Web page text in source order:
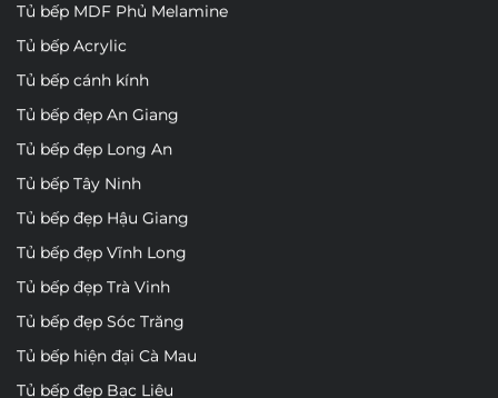
Tủ bếp MDF Phủ Melamine
Tủ bếp Acrylic
Tủ bếp cánh kính
Tủ bếp đẹp An Giang
Tủ bếp đẹp Long An
Tủ bếp Tây Ninh
Tủ bếp đẹp Hậu Giang
Tủ bếp đẹp Vĩnh Long
Tủ bếp đẹp Trà Vinh
Tủ bếp đẹp Sóc Trăng
Tủ bếp hiện đại Cà Mau
Tủ bếp đẹp Bạc Liêu